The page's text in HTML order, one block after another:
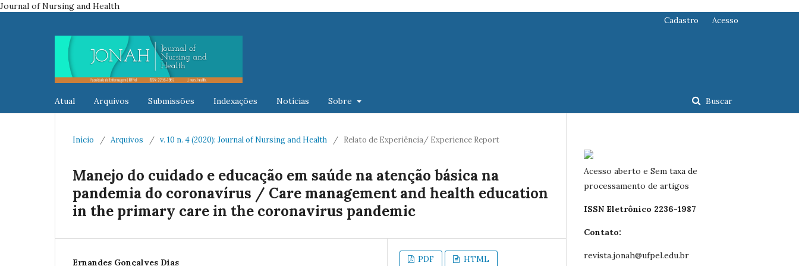
Journal of Nursing and Health
Atual Arquivos Submissões Indexações Notícias Sobre Buscar
Cadastro Acesso
Início / Arquivos / v. 10 n. 4 (2020): Journal of Nursing and Health / Relato de Experiência/ Experience Report
Manejo do cuidado e educação em saúde na atenção básica na
pandemia do coronavírus / Care management and health education
in the primary care in the coronavirus pandemic
Ernandes Gonçalves Dias PDF HTML
Acesso aberto e Sem taxa de
processamento de artigos
ISSN Eletrônico 2236-1987
Contato:
revista.jonah@ufpel.edu.br